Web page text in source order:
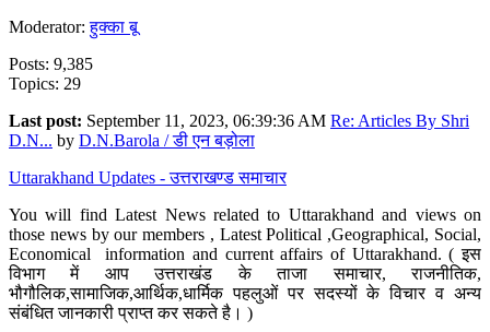
Moderator:हुक्का बू
Posts: 9,385
Topics: 29
Last post: September 11, 2023, 06:39:36 AM Re: Articles By Shri
D.N... by D.N.Barola / डी एन बड़ोला
Uttarakhand Updates - उत्तराखण्ड समाचार
You will find Latest News related to Uttarakhand and views on
those news by our members , Latest Political ,Geographical, Social,
Economical information and current affairs of Uttarakhand. ( इस
विभाग में आप उत्तराखंड के ताजा समाचार, राजनीतिक,
भौगौलिक,सामाजिक,आर्थिक,धार्मिक पहलुओं पर सदस्यों के विचार व अन्य
संबंधित जानकारी प्राप्त कर सकते है। )